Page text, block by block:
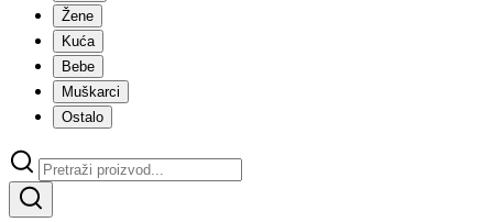
Žene
Kuća
Bebe
Muškarci
Ostalo